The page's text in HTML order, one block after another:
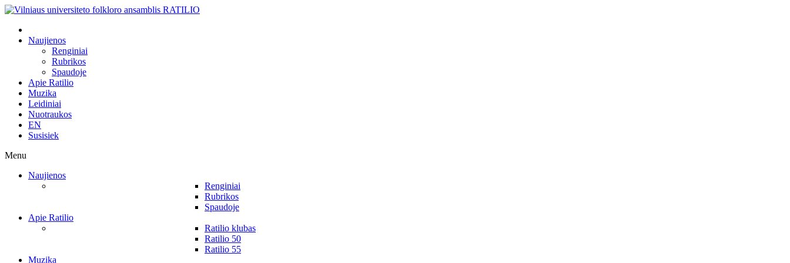
Naujienos
Renginiai
Rubrikos
Spaudoje
Apie Ratilio
Muzika
Leidiniai
Nuotraukos
EN
Susisiek
Menu
Naujienos
Renginiai
Rubrikos
Spaudoje
Apie Ratilio
Ratilio klubas
Ratilio 50
Ratilio 55
Muzika